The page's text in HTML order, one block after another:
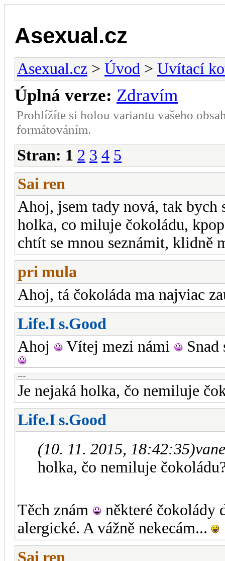
Asexual.cz
Asexual.cz > Úvod > Uvítací
Úplná verze: Zdravím
Prohlížíte si holou variantu vašeho
formátováním.
Stran: 1 2 3 4 5
Sai
-diskusni-forum-ren
Ahoj, jsem tady nová, tak bych
holka, co miluje čokoládu,
chtít se mnou seznámit, klidně
pri
-diskusni-forum-mula
Ahoj, tá čokoláda ma najviac
Life.I -diskusni-forum-s.Good
Ahoj
Vítej mezi námi
-diskusni-forum-
Je nejaká holka, čo nemiluje
Life.I -diskusni-forum-s.Good
(10. 11. 2015, 18:42:35)
holka, čo nemiluje
Těch znám
některé čokolády
alergické. A vážně nekecám...
Sai ren